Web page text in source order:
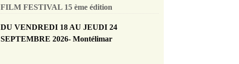
FILM FESTIVAL 15 ème édition
DU VENDREDI 18 AU JEUDI 24
SEPTEMBRE 2026- Montélimar